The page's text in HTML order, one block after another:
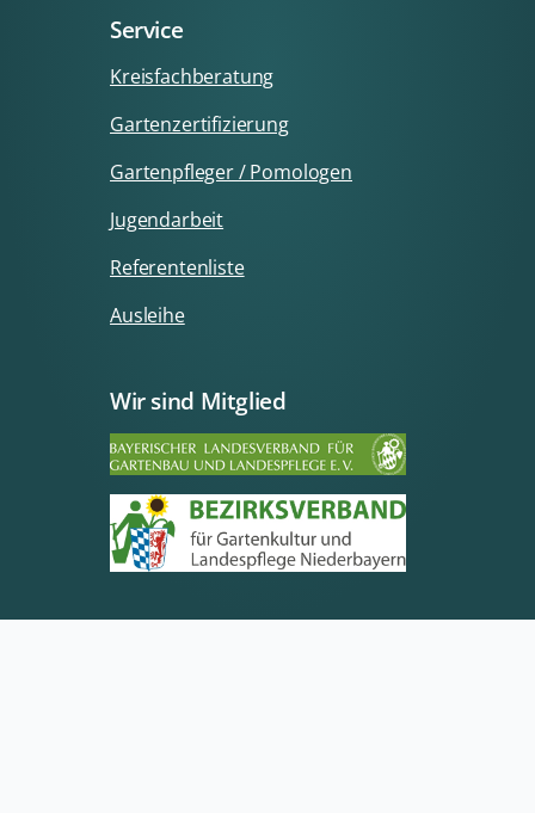
Service
Kreisfachberatung
Gartenzertifizierung
Gartenpfleger / Pomologen
Jugendarbeit
Referentenliste
Ausleihe
Wir sind Mitglied